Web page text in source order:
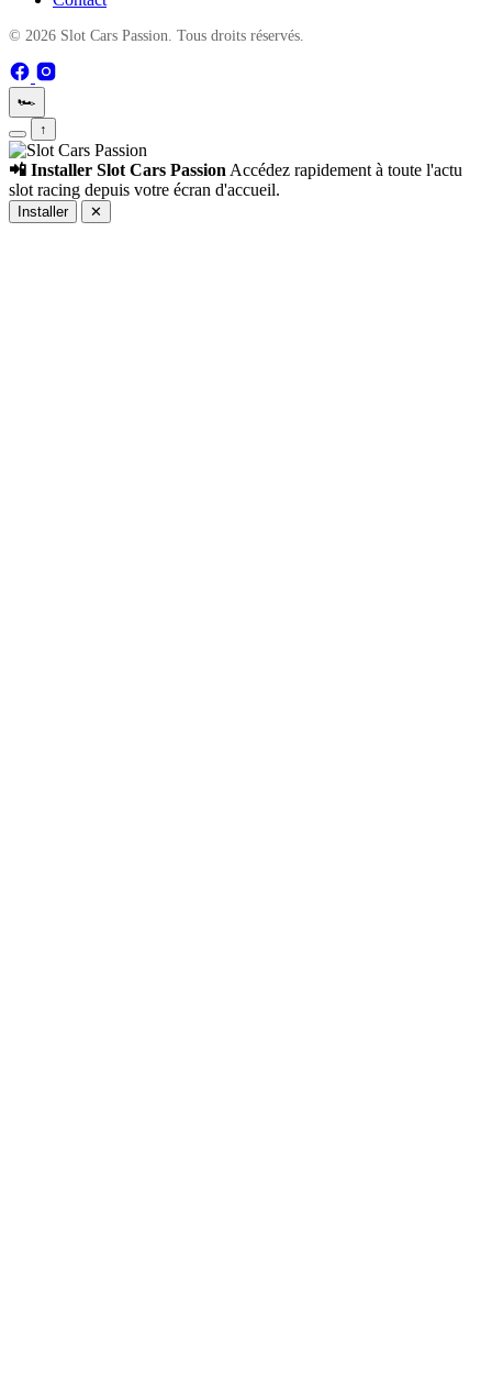
© 2026 Slot Cars Passion. Tous droits réservés.
🏎️
↑
📲 Installer Slot Cars Passion Accédez rapidement à toute l'actu
slot racing depuis votre écran d'accueil.
Installer ✕